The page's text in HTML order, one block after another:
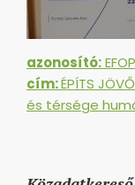
azonosító:
cím:ÉPÍTS
és térsége